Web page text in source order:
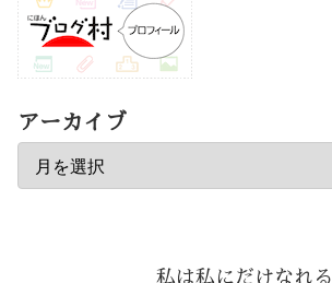
アーカイブ
私は私にだけなれる